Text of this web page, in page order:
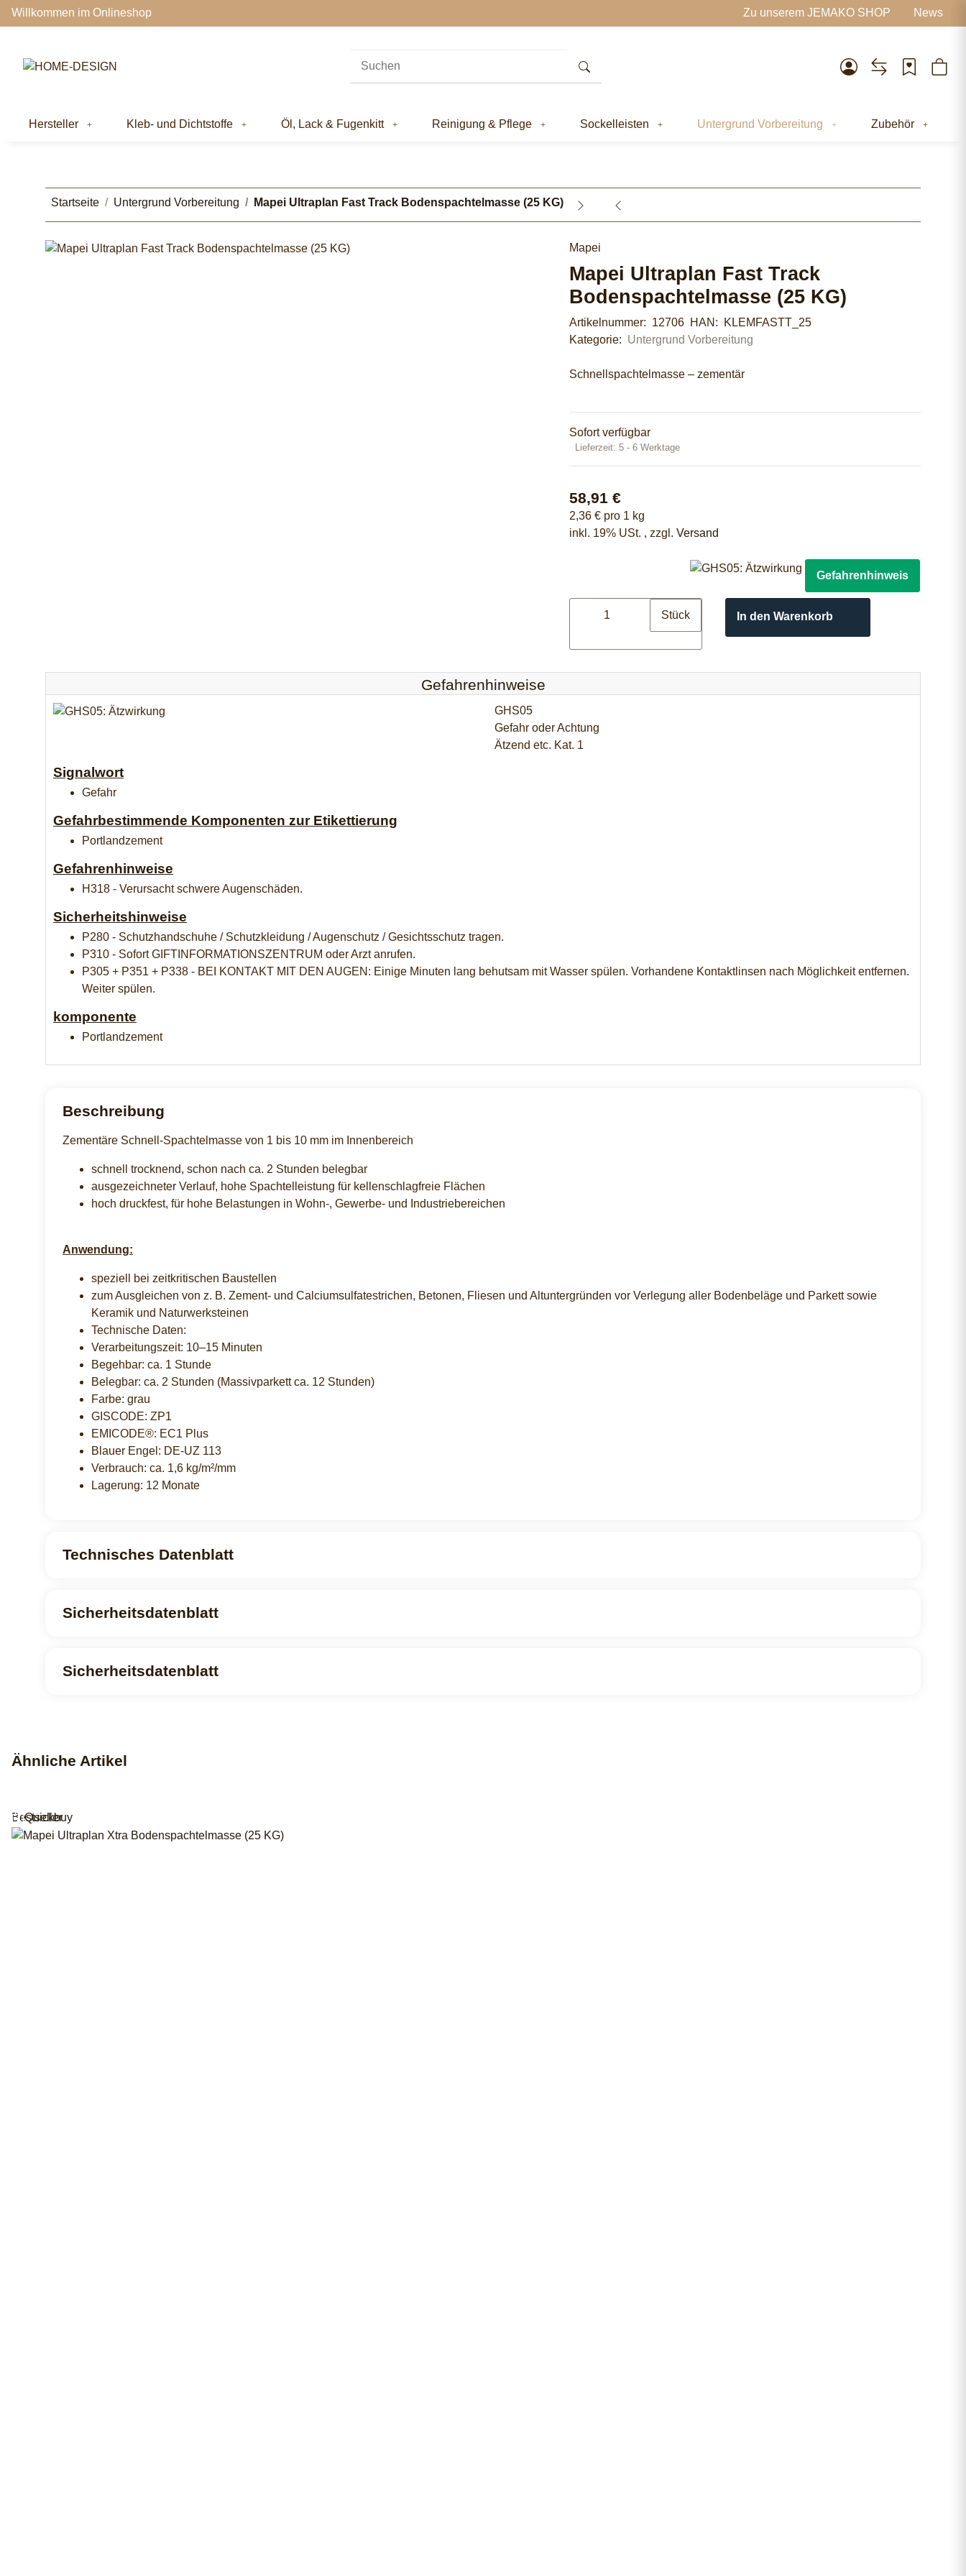
Willkommen im Onlineshop Zu unserem JEMAKO SHOP News
Hersteller Kleb- und Dichtstoffe Öl, Lack & Fugenkitt Reinigung & Pflege Sockelleisten Untergrund Vorbereitung Zubehör
Startseite Untergrund Vorbereitung Mapei Ultraplan Fast Track Bodenspachtelmasse (25 KG)
Mapei
Mapei Ultraplan Fast Track
Bodenspachtelmasse (25 KG)
Artikelnummer: 12706 HAN:
KLEMFASTT_25
Kategorie: Untergrund Vorbereitung
Schnellspachtelmasse – zementär
Sofort verfügbar
Lieferzeit:5 - 6 Werktage
58,91 €
2,36 € pro 1 kg
inkl. 19% USt. , zzgl.Versand
Gefahrenhinweis
Stück In den Warenkorb
Gefahrenhinweise
GHS05
Gefahr oder Achtung
Ätzend etc. Kat. 1
Signalwort
Gefahr
Gefahrbestimmende Komponenten zur Etikettierung
Portlandzement
Gefahrenhinweise
H318 - Verursacht schwere Augenschäden.
Sicherheitshinweise
P280 - Schutzhandschuhe / Schutzkleidung / Augenschutz / Gesichtsschutz tragen.
P310 - Sofort GIFTINFORMATIONSZENTRUM oder Arzt anrufen.
P305 + P351 + P338 - BEI KONTAKT MIT DEN AUGEN: Einige Minuten lang behutsam mit Wasser spülen. Vorhandene Kontaktlinsen nach Möglichkeit entfernen.
Weiter spülen.
komponente
Portlandzement
Beschreibung
Zementäre Schnell-Spachtelmasse von 1 bis 10 mm im Innenbereich
schnell trocknend, schon nach ca. 2 Stunden belegbar
ausgezeichneter Verlauf, hohe Spachtelleistung für kellenschlagfreie Flächen
hoch druckfest, für hohe Belastungen in Wohn-, Gewerbe- und Industriebereichen
Anwendung:
speziell bei zeitkritischen Baustellen
zum Ausgleichen von z. B. Zement- und Calciumsulfatestrichen, Betonen, Fliesen und Altuntergründen vor Verlegung aller Bodenbeläge und Parkett sowie
Keramik und Naturwerksteinen
Technische Daten:
Verarbeitungszeit: 10–15 Minuten
Begehbar: ca. 1 Stunde
Belegbar: ca. 2 Stunden (Massivparkett ca. 12 Stunden)
Farbe: grau
GISCODE: ZP1
EMICODE®: EC1 Plus
Blauer Engel: DE-UZ 113
Verbrauch: ca. 1,6 kg/m²/mm
Lagerung: 12 Monate
Technisches Datenblatt
Sicherheitsdatenblatt
Sicherheitsdatenblatt
Ähnliche Artikel
Quickbuy
Bestseller